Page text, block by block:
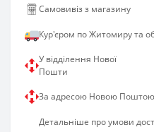
Самовивіз з магазину
Кур'єром по Житомиру та
У відділення Нової
Пошти
За адресою Новою Поштою
Детальніше про умови